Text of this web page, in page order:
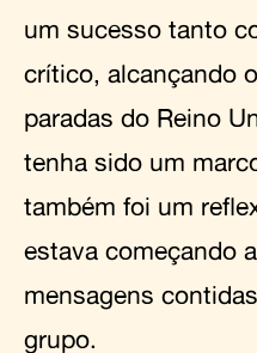
um sucesso tanto
crítico, alcançando
paradas do Reino
tenha sido um
também foi um
estava começando
mensagens
grupo.